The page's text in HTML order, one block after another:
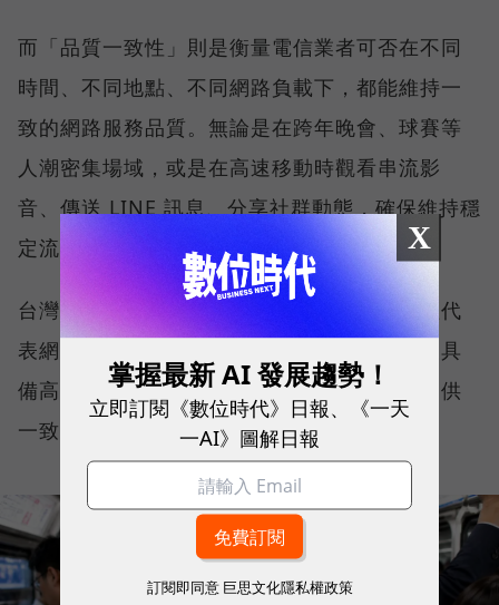
而「品質一致性」則是衡量電信業者可否在不同
時間、不同地點、不同網路負載下，都能維持一
致的網路服務品質。無論是在跨年晚會、球賽等
人潮密集場域，或是在高速移動時觀看串流影
音、傳送 LINE 訊息、分享社群動態，確保維持穩
定流暢，不因環境改變而明顯降速。
台灣大哥大能同時拿下這兩項全台第一，不僅代
表網路速度表現優異，更證明其網路基礎建設具
備高度穩定性與韌性，能在各種使用情境下提供
一致且可靠的連線品質。
X
掌握最新 AI 發展趨勢！
立即訂閱《數位時代》日報、《一天
一AI》圖解日報
訂閱即同意 巨思文化隱私權政策